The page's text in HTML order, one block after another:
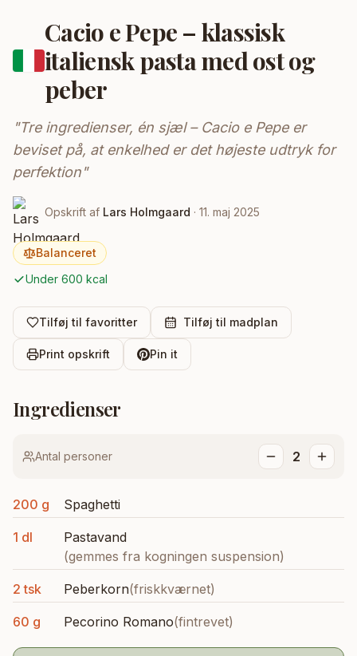
Under 500 kcal
Proteinrige
Vegetariske
VÆRKTØJER
Madplan
Søg
INFO
Artikler
Om
Nyhedsbrev
Skift tema
Cacio e Pepe – klassisk
italiensk pasta med ost og
peber
"Tre ingredienser, én sjæl – Cacio e Pepe er
beviset på, at enkelhed er det højeste udtryk for
perfektion"
Opskrift af Lars Holmgaard · 11. maj 2025
Balanceret
Under 600 kcal
Tilføj til favoritter Tilføj til madplan
Print opskrift Pin it
Ingredienser
Antal personer 2
200 g Spaghetti
1 dl
Pastavand
(gemmes fra kogningen suspension)
2 tsk Peberkorn(friskkværnet)
60 g Pecorino Romano(fintrevet)